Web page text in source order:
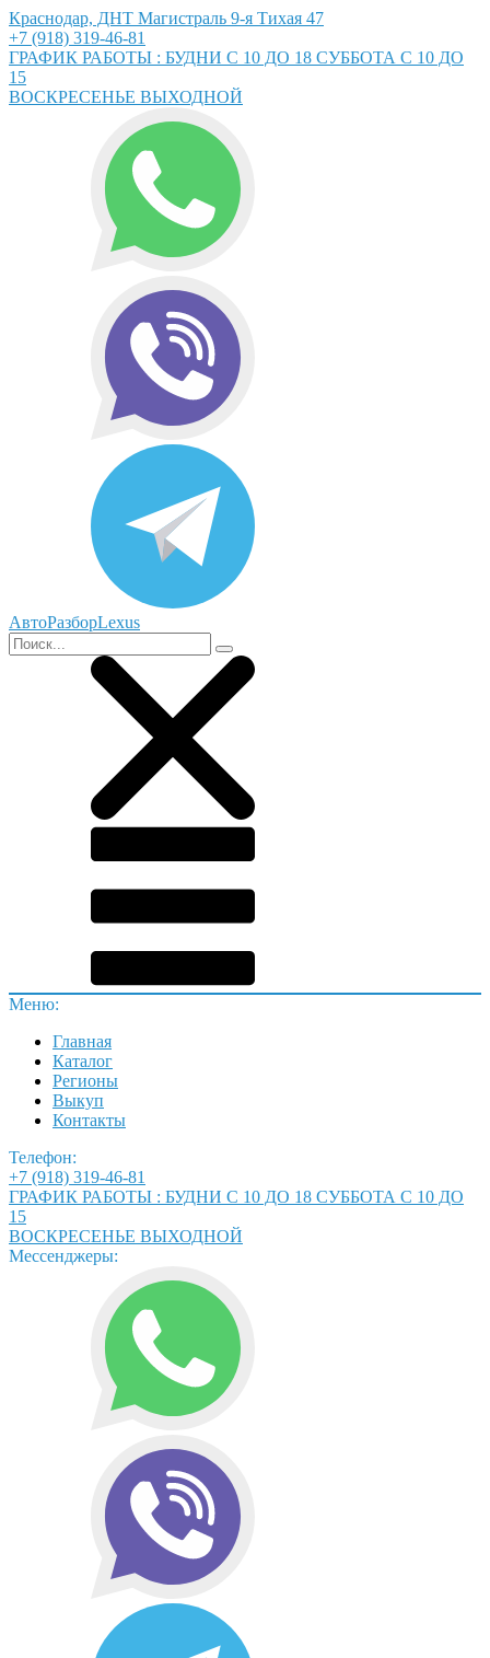
Краснодар, ДНТ Магистраль 9-я Тихая 47
+7 (918) 319-46-81
ГРАФИК РАБОТЫ : БУДНИ С 10 ДО 18 СУББОТА С 10 ДО
15
ВОСКРЕСЕНЬЕ ВЫХОДНОЙ
АвтоРазборLexus
Меню:
Главная
Каталог
Регионы
Выкуп
Контакты
Телефон:
+7 (918) 319-46-81
ГРАФИК РАБОТЫ : БУДНИ С 10 ДО 18 СУББОТА С 10 ДО
15
ВОСКРЕСЕНЬЕ ВЫХОДНОЙ
Мессенджеры: